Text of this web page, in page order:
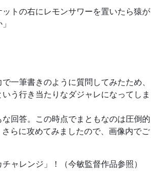
ットの右にレモンサワーを置いたら猿が
一筆書きのように質問してみたため、
う行き当たりなダジャレになってしま
回答。この時点でまともなのは圧倒的
らに攻めてみましたので、画像内でご
ャレンジ」！（今敏監督作品参照）